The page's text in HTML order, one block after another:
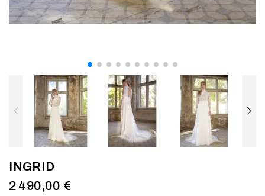
INGRID
2 490,00 €